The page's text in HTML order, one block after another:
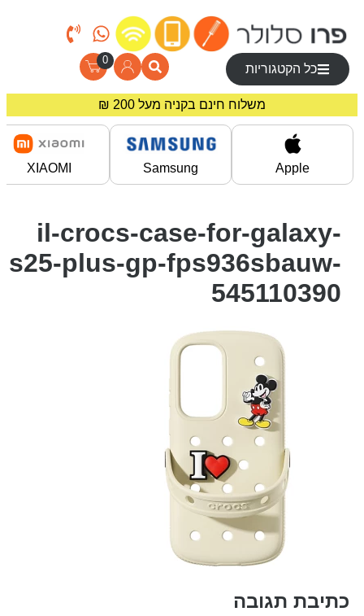
כל הקטגוריות
0
משלוח חינם בקניה מעל 200 ₪
מחירים מיוחדים לרוכשים באתר!
Apple
Samsung
XIAOMI
il-crocs-case-for-galaxy-
s25-plus-gp-fps936sbauw-
545110390
תגובה